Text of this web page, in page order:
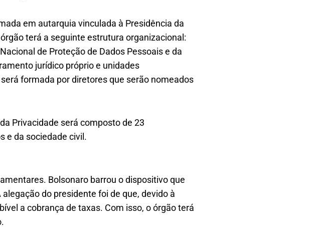
em autarquia vinculada à Presidência da
terá a seguinte estrutura organizacional:
de Proteção de Dados Pessoais e da
jurídico próprio e unidades
formada por diretores que serão nomeados
Privacidade será composto de 23
e da sociedade civil.
Bolsonaro barrou o dispositivo que
do presidente foi de que, devido à
a cobrança de taxas. Com isso, o órgão terá